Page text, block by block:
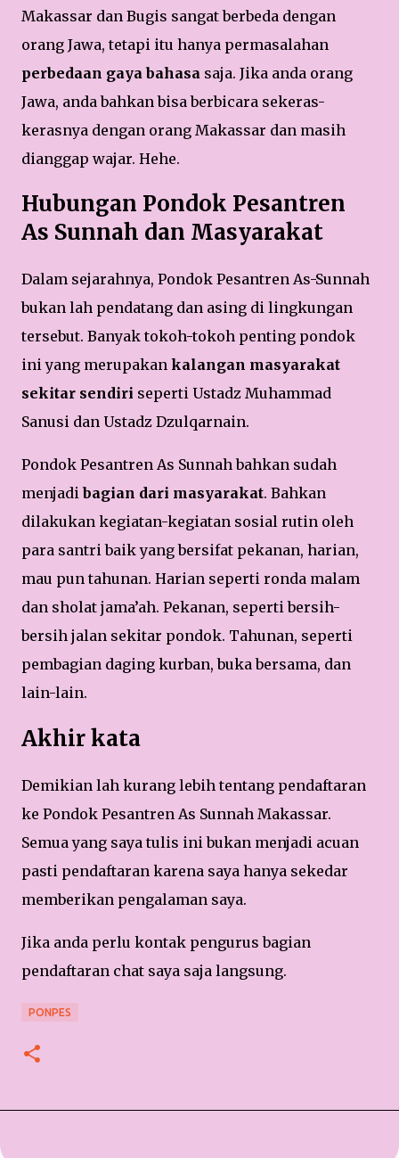
Makassar dan Bugis sangat berbeda dengan
orang Jawa, tetapi itu hanya permasalahan
perbedaan gaya bahasa saja. Jika anda orang
Jawa, anda bahkan bisa berbicara sekeras-
kerasnya dengan orang Makassar dan masih
dianggap wajar. Hehe.
Hubungan Pondok Pesantren
As Sunnah dan Masyarakat
Dalam sejarahnya, Pondok Pesantren As-Sunnah
bukan lah pendatang dan asing di lingkungan
tersebut. Banyak tokoh-tokoh penting pondok
ini yang merupakan kalangan masyarakat
sekitar sendiri seperti Ustadz Muhammad
Sanusi dan Ustadz Dzulqarnain.
Pondok Pesantren As Sunnah bahkan sudah
menjadibagian dari masyarakat. Bahkan
dilakukan kegiatan-kegiatan sosial rutin oleh
para santri baik yang bersifat pekanan, harian,
mau pun tahunan. Harian seperti ronda malam
dan sholat jama’ah. Pekanan, seperti bersih-
bersih jalan sekitar pondok. Tahunan, seperti
pembagian daging kurban, buka bersama, dan
lain-lain.
Akhir kata
Demikian lah kurang lebih tentang pendaftaran
ke Pondok Pesantren As Sunnah Makassar.
Semua yang saya tulis ini bukan menjadi acuan
pasti pendaftaran karena saya hanya sekedar
memberikan pengalaman saya.
Jika anda perlu kontak pengurus bagian
pendaftaran chat saya saja langsung.
PONPES